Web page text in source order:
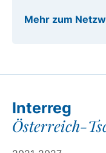
Mehr zum
Interreg
Österreich-